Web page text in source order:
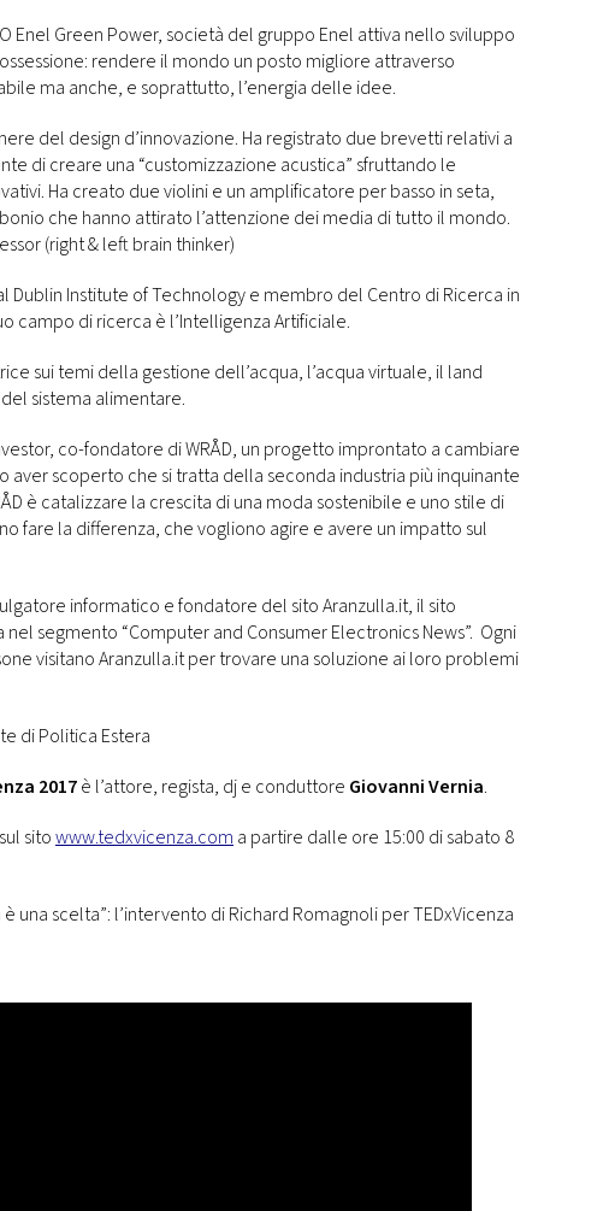
Enel Green Power, società del gruppo Enel attiva nello sviluppo
rendere il mondo un posto migliore attraverso
ma anche, e soprattutto, l’energia delle idee.
del design d’innovazione. Ha registrato due brevetti relativi a
di creare una “customizzazione acustica” sfruttando le
Ha creato due violini e un amplificatore per basso in seta,
che hanno attirato l’attenzione dei media di tutto il mondo.
(right & left brain thinker)
Dublin Institute of Technology e membro del Centro di Ricerca in
campo di ricerca è l’Intelligenza Artificiale.
sui temi della gestione dell’acqua, l’acqua virtuale, il land
sistema alimentare.
co-fondatore di WRÅD, un progetto improntato a cambiare
scoperto che si tratta della seconda industria più inquinante
è catalizzare la crescita di una moda sostenibile e uno stile di
fare la differenza, che vogliono agire e avere un impatto sul
informatico e fondatore del sito Aranzulla.it, il sito
segmento “Computer and Consumer Electronics News”. Ogni
visitano Aranzulla.it per trovare una soluzione ai loro problemi
di Politica Estera
2017è l’attore, regista, dj e conduttore Giovanni Vernia.
sitowww.tedxvicenza.com a partire dalle ore 15:00 di sabato 8
una scelta”: l’intervento di Richard Romagnoli per TEDxVicenza